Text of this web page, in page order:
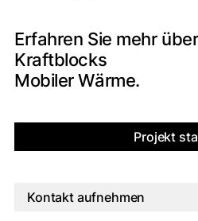
Erfahren Sie mehr
Kraftblocks
Mobiler Wärme.
Projekt
Kontakt aufnehmen